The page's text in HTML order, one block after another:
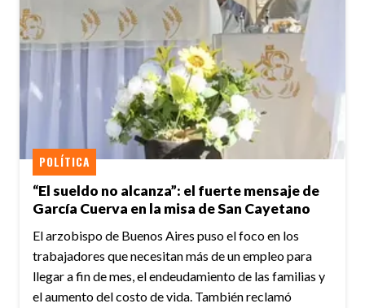
“El sueldo no alcanza”: el fuerte mensaje de
García Cuerva en la misa de San Cayetano
POLÍTICA
El arzobispo de Buenos Aires puso el foco en los
trabajadores que necesitan más de un empleo para
llegar a fin de mes, el endeudamiento de las familias y
el aumento del costo de vida. También reclamó